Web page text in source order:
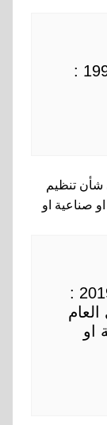
قرار جماعي مستمر رقم 1993/01 :
قرار جماعي تنظيمي رقم 2019/11 :
او